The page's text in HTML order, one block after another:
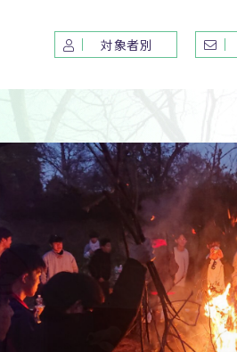
対象者別
コース紹介
S特進コース
選抜Ⅱコース
アスリート選抜コース
学
年
授
運動
文化
生徒
カ